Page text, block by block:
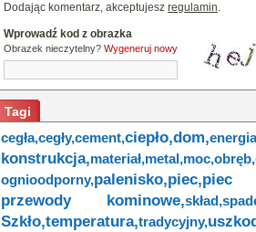
Dodając komentarz, akceptujesz regulamin.
Wprowadź kod z obrazka
Obrazek nieczytelny? Wygeneruj nowy
Tagi
cegła,cegły,cement,ciepło,dom,
konstrukcja,materiał,metal,moc,obręb,
ognioodporny,palenisko,piec,piec
przewody kominowe,skład,
Szkło,temperatura,tradycyjny,